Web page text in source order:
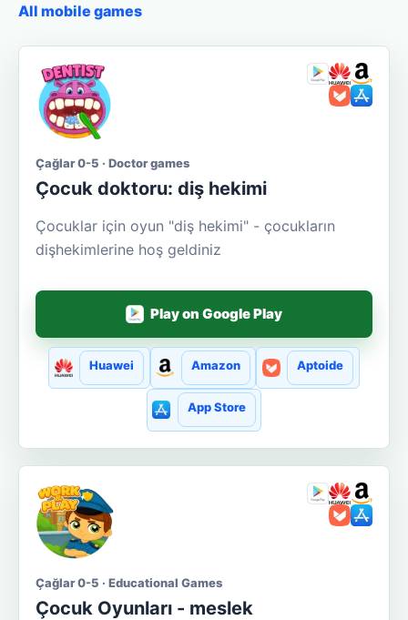
All mobile games
Çağlar 0-5 · Doctor games
Çocuk doktoru: diş hekimi
Çocuklar için oyun "diş hekimi" - çocukların
dişhekimlerine hoş geldiniz
Play on Google Play
Huawei Amazon Aptoide
App Store
Çağlar 0-5 · Educational Games
Çocuk Oyunları - meslek